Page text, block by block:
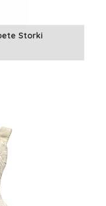
Storki